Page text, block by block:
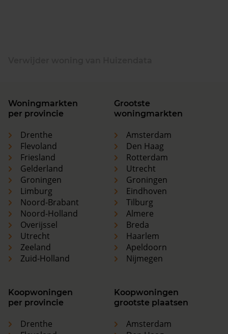
Woningmarkten
per provincie
Drenthe
Flevoland
Friesland
Gelderland
Groningen
Limburg
Noord-Brabant
Noord-Holland
Overijssel
Utrecht
Zeeland
Zuid-Holland
Grootste
woningmarkten
Amsterdam
Den Haag
Rotterdam
Utrecht
Groningen
Eindhoven
Tilburg
Almere
Breda
Haarlem
Apeldoorn
Nijmegen
Koopwoningen
per provincie
Drenthe
Koopwoningen
grootste plaatsen
Amsterdam